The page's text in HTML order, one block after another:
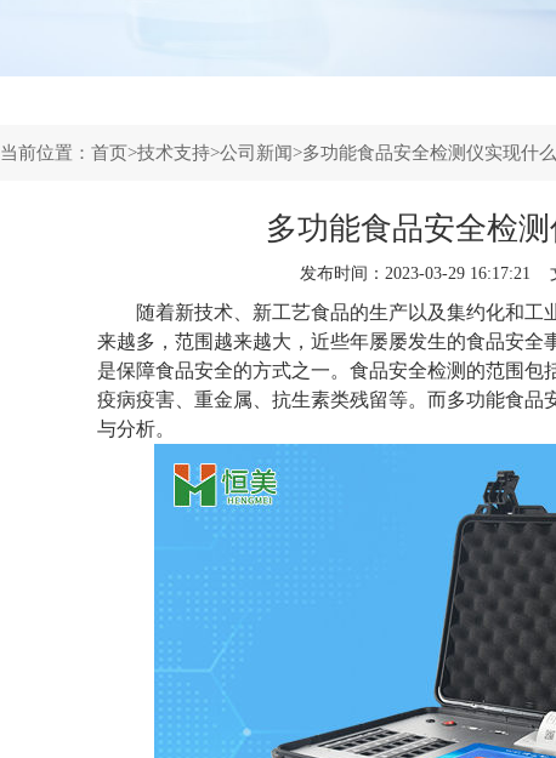
当前位置：首页>技术支持>公司新闻>多功能食品安全检测仪实现什
多功能食品安全检
发布时间：2023-03-29 16:17:21
随着新技术、新工艺食品的生产以及集约化和
来越多，范围越来越大，近些年屡屡发生的食品安全
是保障食品安全的方式之一。食品安全检测的范围
疫病疫害、重金属、抗生素类残留等。而多功能食品
与分析。